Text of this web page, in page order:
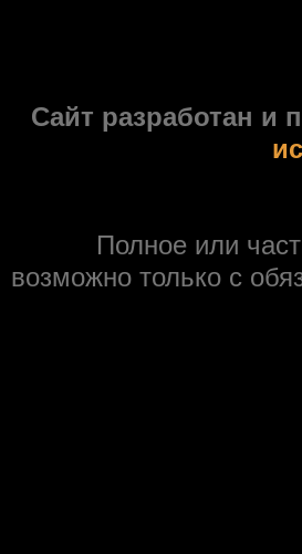
Сайт разработан и
Полное или
возможно только с